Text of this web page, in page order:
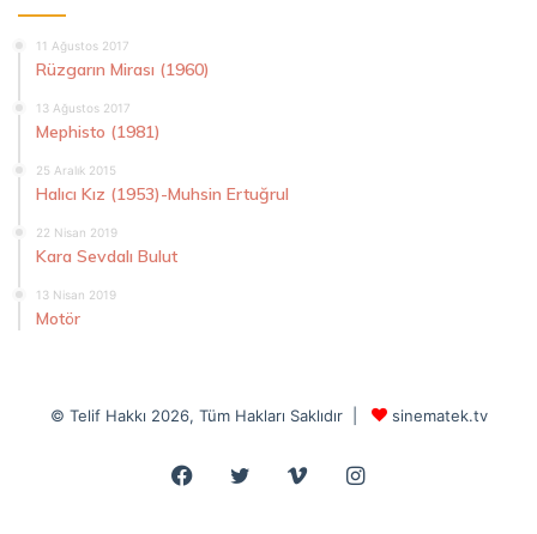
11 Ağustos 2017
Rüzgarın Mirası (1960)
13 Ağustos 2017
Mephisto (1981)
25 Aralık 2015
Halıcı Kız (1953)-Muhsin Ertuğrul
22 Nisan 2019
Kara Sevdalı Bulut
13 Nisan 2019
Motör
© Telif Hakkı 2026, Tüm Hakları Saklıdır | sinematek.tv
Facebook
Twitter VimeoInstagram